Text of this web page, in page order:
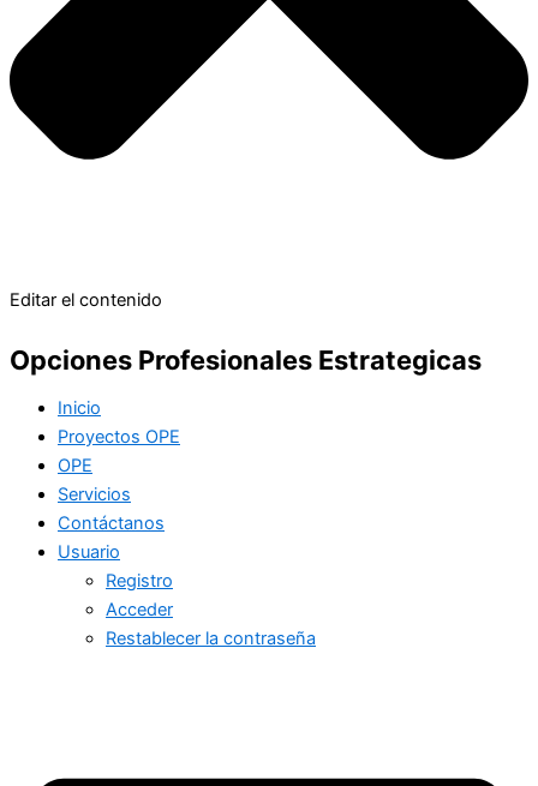
Editar el contenido
Opciones Profesionales Estrategicas
Inicio
Proyectos OPE
OPE
Servicios
Contáctanos
Usuario
Registro
Acceder
Restablecer la contraseña